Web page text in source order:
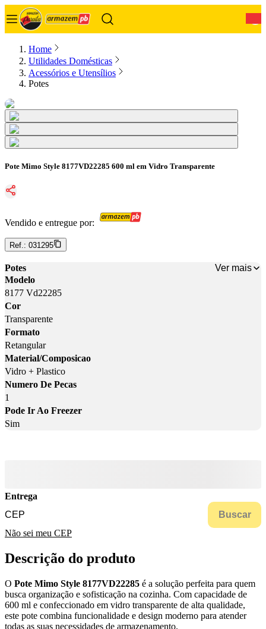
Home
Utilidades Domésticas
Acessórios e Utensílios
Potes
Pote Mimo Style 8177VD22285 600 ml em Vidro Transparente
Vendido e entregue por:
Ref.: 031295
Potes
Ver mais
Modelo
8177 Vd22285
Cor
Transparente
Formato
Retangular
Material/Composicao
Vidro + Plastico
Numero De Pecas
1
Pode Ir Ao Freezer
Sim
Entrega
Buscar
Não sei meu CEP
Descrição do produto
O Pote Mimo Style 8177VD22285 é a solução perfeita para quem
busca organização e sofisticação na cozinha. Com capacidade de
600 ml e confeccionado em vidro transparente de alta qualidade,
este pote combina funcionalidade e design moderno para atender
todas as suas necessidades de armazenamento.